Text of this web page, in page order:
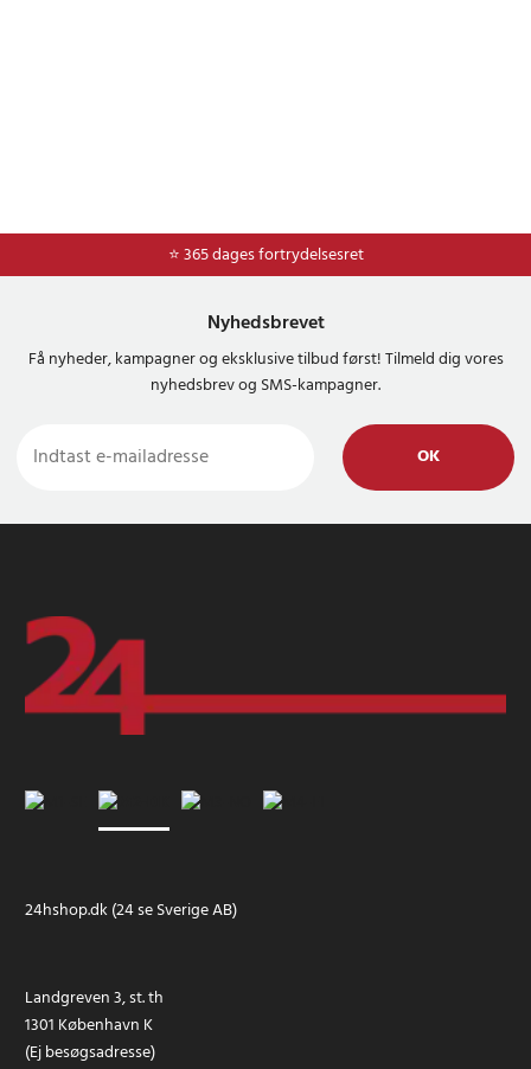
⭐ 365 dages fortrydelsesret
⭐ Nem og sikker betaling med mobilepay og dankort
Nyhedsbrevet
Få nyheder, kampagner og eksklusive tilbud først! Tilmeld dig vores
nyhedsbrev og SMS-kampagner.
OK
24hshop.dk (24 se Sverige AB)
Landgreven 3, st. th
1301 København K
(Ej besøgsadresse)